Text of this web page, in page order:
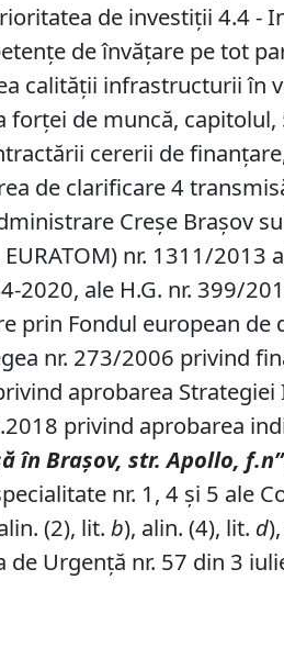
de investiții 4.4
de învățare pe tot
calității infrastructurii
de muncă,
cererii de
de clarificare 4
Creșe Brașov
nr. 1311/
2020, ale H.G. nr. 399/
Fondul european de
nr. 273/2006 privind
aprobarea
privind aprobarea
în Brașov, str. Apollo, f.n”
nr. 1, 4 și 5 ale
(2), lit.b), alin. (4), lit. d
de Urgență nr. 57 din 3